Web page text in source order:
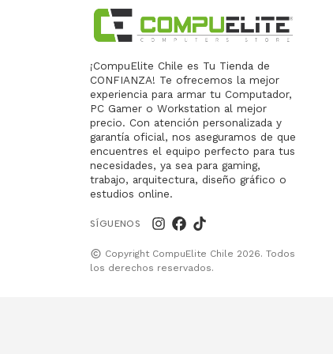
¡CompuElite Chile es Tu Tienda de
CONFIANZA! Te ofrecemos la mejor
experiencia para armar tu Computador,
PC Gamer o Workstation al mejor
precio. Con atención personalizada y
garantía oficial, nos aseguramos de que
encuentres el equipo perfecto para tus
necesidades, ya sea para gaming,
trabajo, arquitectura, diseño gráfico o
estudios online.
SÍGUENOS
Copyright CompuElite Chile 2026. Todos
los derechos reservados.